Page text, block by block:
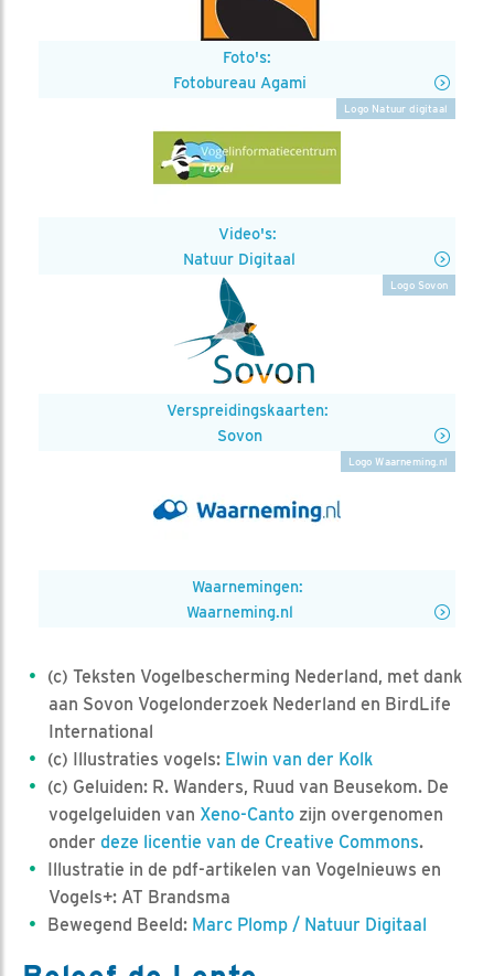
Foto's:
Fotobureau Agami
Video's:
Natuur Digitaal
Logo Natuur digitaal
Verspreidingskaarten:
Sovon
Logo Sovon
Waarnemingen:
Waarneming.nl
Logo Waarneming.nl
(c) Teksten Vogelbescherming Nederland, met dank
aan Sovon Vogelonderzoek Nederland en BirdLife
International
(c) Illustraties vogels: Elwin van der Kolk
(c) Geluiden: R. Wanders, Ruud van Beusekom. De
vogelgeluiden van Xeno-Canto zijn overgenomen
onder deze licentie van de Creative Commons.
Illustratie in de pdf-artikelen van Vogelnieuws en
Vogels+: AT Brandsma
Bewegend Beeld: Marc Plomp / Natuur Digitaal